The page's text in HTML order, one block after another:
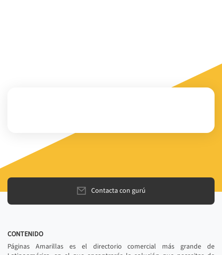
Contacta con gurú
CONTENIDO
Páginas Amarillas es el directorio comercial más grande de